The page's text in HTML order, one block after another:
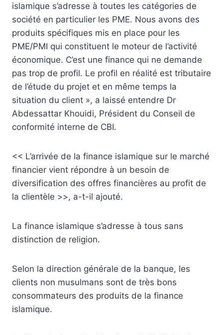
islamique s’adresse à toutes les catégories de
société en particulier les PME. Nous avons des
produits spécifiques mis en place pour les
PME/PMI qui constituent le moteur de l’activité
économique. C’est une finance qui ne demande
pas trop de profil. Le profil en réalité est tributaire
de l’étude du projet et en même temps la
situation du client », a laissé entendre Dr
Abdessattar Khouidi, Président du Conseil de
conformité interne de CBI.
<< L’arrivée de la finance islamique sur le marché
financier vient répondre à un besoin de
diversification des offres financières au profit de
la clientèle >>, a-t-il ajouté.
La finance islamique s’adresse à tous sans
distinction de religion.
Selon la direction générale de la banque, les
clients non musulmans sont de très bons
consommateurs des produits de la finance
islamique.